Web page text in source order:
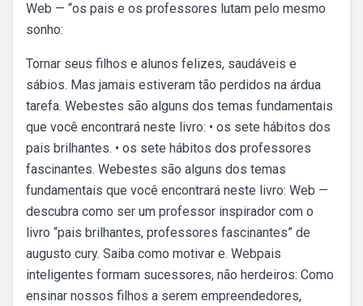
Web — “os pais e os professores lutam pelo mesmo
sonho:
Tornar seus filhos e alunos felizes, saudáveis e
sábios. Mas jamais estiveram tão perdidos na árdua
tarefa. Webestes são alguns dos temas fundamentais
que você encontrará neste livro: • os sete hábitos dos
pais brilhantes. • os sete hábitos dos professores
fascinantes. Webestes são alguns dos temas
fundamentais que você encontrará neste livro: Web —
descubra como ser um professor inspirador com o
livro “pais brilhantes, professores fascinantes” de
augusto cury. Saiba como motivar e. Webpais
inteligentes formam sucessores, não herdeiros: Como
ensinar nossos filhos a serem empreendedores,